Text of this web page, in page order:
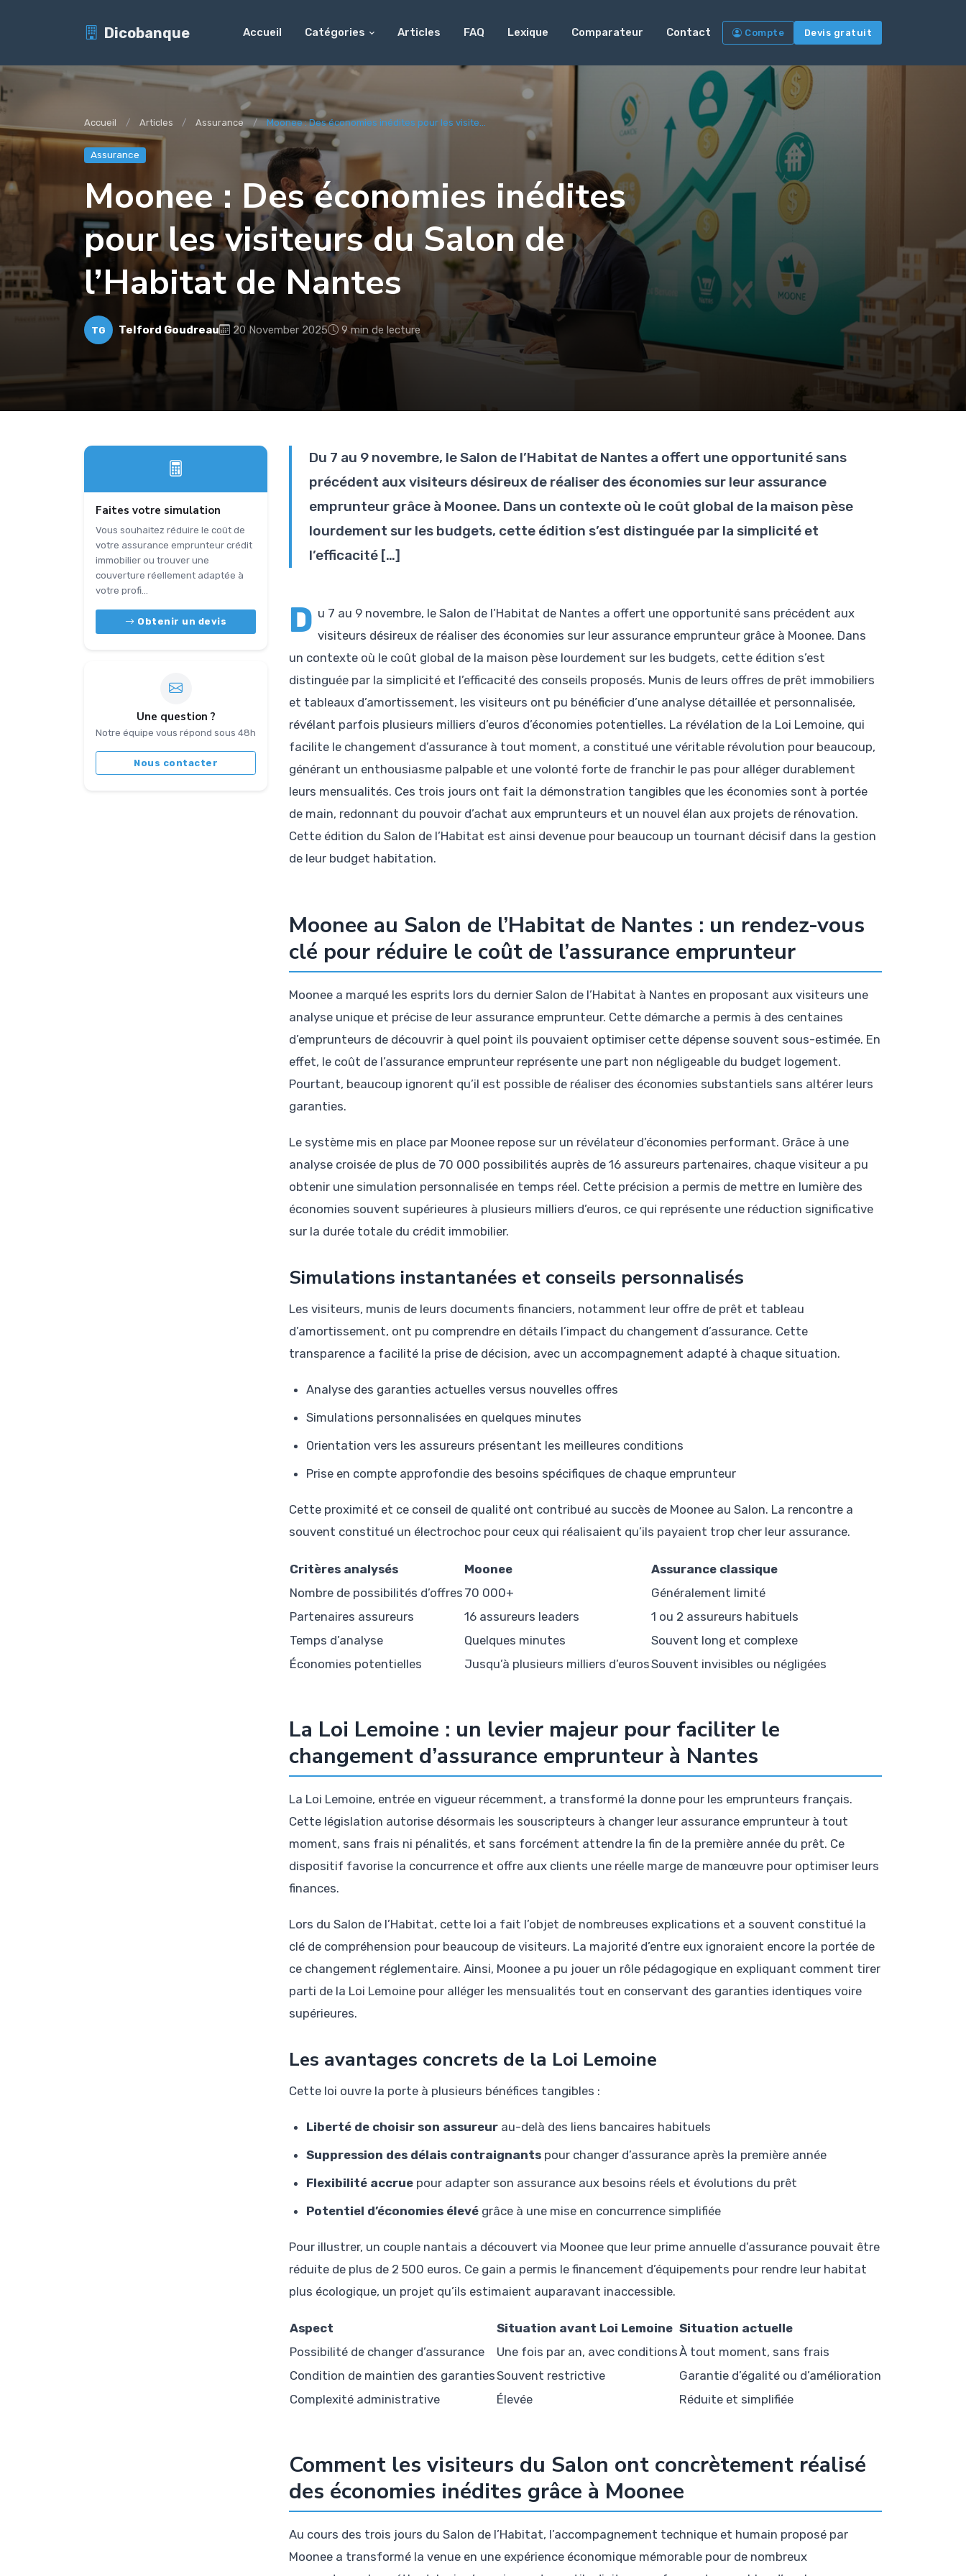
Dicobanque Accueil Catégories Articles FAQ Lexique Comparateur Contact Compte Devis gratuit
Accueil Articles Assurance Moonee : Des économies inédites pour les visite...
Assurance
Moonee : Des économies inédites
pour les visiteurs du Salon de
l’Habitat de Nantes
TG Telford Goudreau 20 November 2025 9 min de lecture
Faites votre simulation
Vous souhaitez réduire le coût de
votre assurance emprunteur crédit
immobilier ou trouver une
couverture réellement adaptée à
votre profi...
Obtenir un devis
Une question ?
Notre équipe vous répond sous 48h
Nous contacter
Du 7 au 9 novembre, le Salon de l’Habitat de Nantes a offert une opportunité sans
précédent aux visiteurs désireux de réaliser des économies sur leur assurance
emprunteur grâce à Moonee. Dans un contexte où le coût global de la maison pèse
lourdement sur les budgets, cette édition s’est distinguée par la simplicité et
l’efficacité […]
D u 7 au 9 novembre, le Salon de l’Habitat de Nantes a offert une opportunité sans précédent aux
visiteurs désireux de réaliser des économies sur leur assurance emprunteur grâce à Moonee. Dans
un contexte où le coût global de la maison pèse lourdement sur les budgets, cette édition s’est
distinguée par la simplicité et l’efficacité des conseils proposés. Munis de leurs offres de prêt immobiliers
et tableaux d’amortissement, les visiteurs ont pu bénéficier d’une analyse détaillée et personnalisée,
révélant parfois plusieurs milliers d’euros d’économies potentielles. La révélation de la Loi Lemoine, qui
facilite le changement d’assurance à tout moment, a constitué une véritable révolution pour beaucoup,
générant un enthousiasme palpable et une volonté forte de franchir le pas pour alléger durablement
leurs mensualités. Ces trois jours ont fait la démonstration tangibles que les économies sont à portée
de main, redonnant du pouvoir d’achat aux emprunteurs et un nouvel élan aux projets de rénovation.
Cette édition du Salon de l’Habitat est ainsi devenue pour beaucoup un tournant décisif dans la gestion
de leur budget habitation.
Moonee au Salon de l’Habitat de Nantes : un rendez-vous
clé pour réduire le coût de l’assurance emprunteur
Moonee a marqué les esprits lors du dernier Salon de l’Habitat à Nantes en proposant aux visiteurs une
analyse unique et précise de leur assurance emprunteur. Cette démarche a permis à des centaines
d’emprunteurs de découvrir à quel point ils pouvaient optimiser cette dépense souvent sous-estimée. En
effet, le coût de l’assurance emprunteur représente une part non négligeable du budget logement.
Pourtant, beaucoup ignorent qu’il est possible de réaliser des économies substantiels sans altérer leurs
garanties.
Le système mis en place par Moonee repose sur un révélateur d’économies performant. Grâce à une
analyse croisée de plus de 70 000 possibilités auprès de 16 assureurs partenaires, chaque visiteur a pu
obtenir une simulation personnalisée en temps réel. Cette précision a permis de mettre en lumière des
économies souvent supérieures à plusieurs milliers d’euros, ce qui représente une réduction significative
sur la durée totale du crédit immobilier.
Simulations instantanées et conseils personnalisés
Les visiteurs, munis de leurs documents financiers, notamment leur offre de prêt et tableau
d’amortissement, ont pu comprendre en détails l’impact du changement d’assurance. Cette
transparence a facilité la prise de décision, avec un accompagnement adapté à chaque situation.
Analyse des garanties actuelles versus nouvelles offres
Simulations personnalisées en quelques minutes
Orientation vers les assureurs présentant les meilleures conditions
Prise en compte approfondie des besoins spécifiques de chaque emprunteur
Cette proximité et ce conseil de qualité ont contribué au succès de Moonee au Salon. La rencontre a
souvent constitué un électrochoc pour ceux qui réalisaient qu’ils payaient trop cher leur assurance.
Critères analysés Moonee
Assurance classique
Nombre de possibilités d’offres 70 000+
Généralement limité
Partenaires assureurs
16 assureurs leaders
1 ou 2 assureurs habituels
Temps d’analyse
Quelques minutes
Souvent long et complexe
Économies potentielles
Jusqu’à plusieurs milliers d’eurosSouvent invisibles ou négligées
La Loi Lemoine : un levier majeur pour faciliter le
changement d’assurance emprunteur à Nantes
La Loi Lemoine, entrée en vigueur récemment, a transformé la donne pour les emprunteurs français.
Cette législation autorise désormais les souscripteurs à changer leur assurance emprunteur à tout
moment, sans frais ni pénalités, et sans forcément attendre la fin de la première année du prêt. Ce
dispositif favorise la concurrence et offre aux clients une réelle marge de manœuvre pour optimiser leurs
finances.
Lors du Salon de l’Habitat, cette loi a fait l’objet de nombreuses explications et a souvent constitué la
clé de compréhension pour beaucoup de visiteurs. La majorité d’entre eux ignoraient encore la portée de
ce changement réglementaire. Ainsi, Moonee a pu jouer un rôle pédagogique en expliquant comment tirer
parti de la Loi Lemoine pour alléger les mensualités tout en conservant des garanties identiques voire
supérieures.
Les avantages concrets de la Loi Lemoine
Cette loi ouvre la porte à plusieurs bénéfices tangibles :
Liberté de choisir son assureur au-delà des liens bancaires habituels
Suppression des délais contraignants pour changer d’assurance après la première année
Flexibilité accrue pour adapter son assurance aux besoins réels et évolutions du prêt
Potentiel d’économies élevé grâce à une mise en concurrence simplifiée
Pour illustrer, un couple nantais a découvert via Moonee que leur prime annuelle d’assurance pouvait être
réduite de plus de 2 500 euros. Ce gain a permis le financement d’équipements pour rendre leur habitat
plus écologique, un projet qu’ils estimaient auparavant inaccessible.
Aspect Situation avant Loi Lemoine Situation actuelle
Possibilité de changer d’assurance
Une fois par an, avec conditionsÀ tout moment, sans frais
Condition de maintien des garantiesSouvent restrictive
Garantie d’égalité ou d’amélioration
Complexité administrative
Élevée Réduite et simplifiée
Comment les visiteurs du Salon ont concrètement réalisé
des économies inédites grâce à Moonee
Au cours des trois jours du Salon de l’Habitat, l’accompagnement technique et humain proposé par
Moonee a transformé la venue en une expérience économique mémorable pour de nombreux